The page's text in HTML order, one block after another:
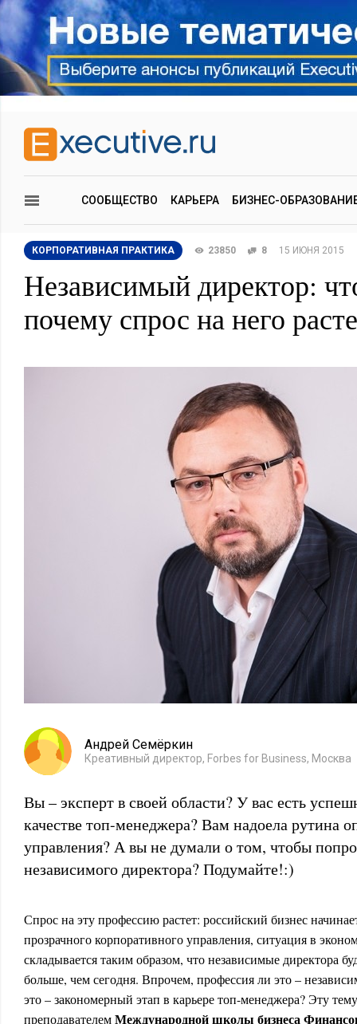
СООБЩЕСТВО КАРЬЕРА БИЗНЕС-
КОРПОРАТИВНАЯ ПРАКТИКА 23850 8 15 ИЮНЯ 2015
Независимый директор:
почему спрос на него
Андрей Семёркин
Креативный директор, Forbes for Business, Москва
Вы – эксперт в своей области? У вас есть
качестве топ-менеджера? Вам надоела рутина
управления? А вы не думали о том, чтобы
независимого директора? Подумайте!:)
Спрос на эту профессию растет: российский бизнес
прозрачного корпоративного управления, ситуация в
складывается таким образом, что независимые директора
больше, чем сегодня. Впрочем, профессия ли это –
это – закономерный этап в карьере топ-менеджера? Эту
преподавателемМеждународной школы бизнеса